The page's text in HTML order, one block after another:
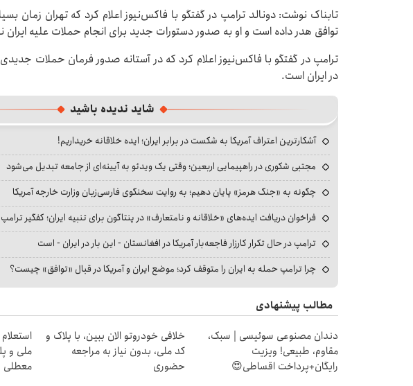
تابناک نوشت: دونالد ترامپ در گفتگو با فاکس‌نیوز اعلام کرد که تهران زمان
توافق هدر داده است و او به صدور دستورات جدید برای انجام حملات علیه
ترامپ در گفتگو با فاکس‌نیوز اعلام کرد که در آستانه صدور فرمان حملات
در ایران است.
شاید ندیده باشید
آشکارترین اعتراف آمریکا به شکست در برابر ایران؛ ایده خلاقانه خریداریم!
مجتبی شکوری در راهپیمایی اربعین؛ وقتی یک ویدئو به آیینه‌ای از جامعه تبدیل می‌شود
چگونه به «جنگ هرمز» پایان دهیم؛ به روایت سخنگوی فارسی‌زبان وزارت خارجه آمریکا
فراخوان دریافت ایده‌های «خلاقانه و نامتعارف» در پنتاگون برای تنبیه ایران؛ کفگیر
ترامپ در حال تکرار کارزار فاجعه‌بار آمریکا در افغانستان - این بار در ایران - است
چرا ترامپ حمله به ایران را متوقف کرد؛ موضع ایران و آمریکا در قبال «توافق» چیست؟
مطالب پیشنهادی
دندان مصنوعی سوئیسی | سبک،
مقاوم، طبیعی! ویزیت
رایگان+پرداخت اقساطی😍
خلافی خودروتو الان ببین، با پلاک و
کد ملی، بدون نیاز به مراجعه
حضوری
ملی و
معطلی